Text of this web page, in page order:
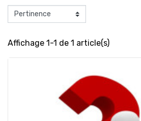
Affichage 1-1 de 1 article(s)